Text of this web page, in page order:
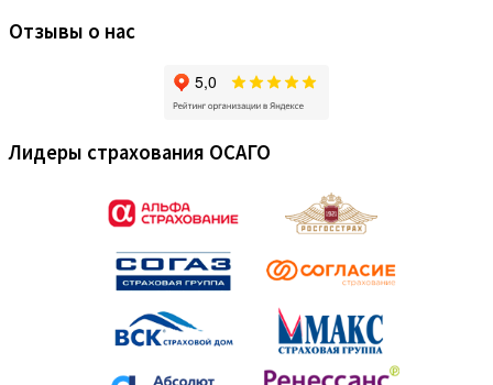
Отзывы о нас
Лидеры страхования ОСАГО